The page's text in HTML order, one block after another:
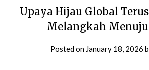
Upaya Hijau Global
Melangkah
Posted on January 18, 2026